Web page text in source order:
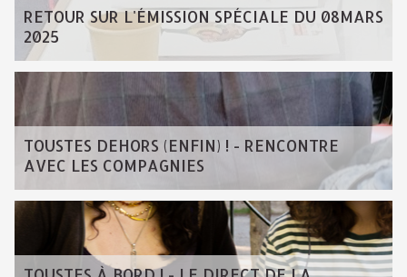
RETOUR SUR L'ÉMISSION SPÉCIALE DU 08MARS
2025
TOUSTES DEHORS (ENFIN) ! - RENCONTRE
AVEC LES COMPAGNIES